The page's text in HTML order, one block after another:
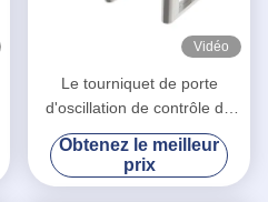
Vidéo
Le tourniquet de porte
d'oscillation de contrôle de
sécurité/la barrière de
glissement déclenche le
conseil acrylique
Obtenez le meilleur
prix